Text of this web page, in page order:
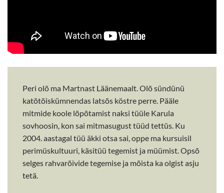
Peri olõ ma Martnast Läänemaalt. Olõ sündünü
katõtõiskümnendas latsõs köstre perre. Pääle
mitmide koole lõpõtamist naksi tüüle Karula
sovhoosin, kon sai mitmasugust tüüd tettüs. Ku
2004. aastagal tüü äkki otsa sai, oppe ma kursuisil
perimüskultuuri, käsitüü tegemist ja müümist. Opsõ
selges rahvarõivide tegemise ja mõista ka olgist asju
tetä.